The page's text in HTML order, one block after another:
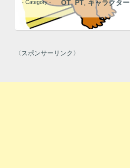
- Category - OT, PT キャラクター
〈スポンサーリンク〉